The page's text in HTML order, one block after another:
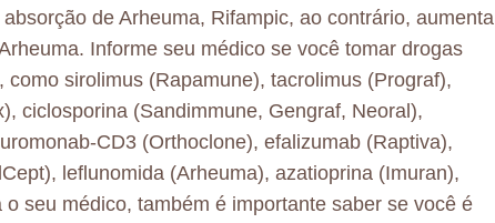
de Arheuma, Rifampic, ao contrário, aumenta
Informe seu médico se você tomar drogas
como sirolimus (Rapamune), tacrolimus (Prograf),
ciclosporina (Sandimmune, Gengraf, Neoral),
CD3 (Orthoclone), efalizumab (Raptiva),
leflunomida (Arheuma), azatioprina (Imuran),
seu médico, também é importante saber se você é